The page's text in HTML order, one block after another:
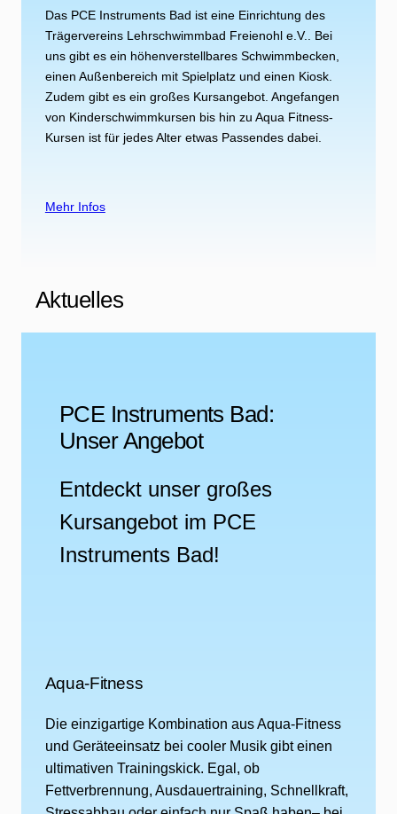
Das PCE Instruments Bad ist eine Einrichtung des
Trägervereins Lehrschwimmbad Freienohl e.V.. Bei
uns gibt es ein höhenverstellbares Schwimmbecken,
einen Außenbereich mit Spielplatz und einen Kiosk.
Zudem gibt es ein großes Kursangebot. Angefangen
von Kinderschwimmkursen bis hin zu Aqua Fitness-
Kursen ist für jedes Alter etwas Passendes dabei.
Mehr Infos
Aktuelles
PCE Instruments Bad:
Unser Angebot
Entdeckt unser großes
Kursangebot im PCE
Instruments Bad!
Aqua-Fitness
Die einzigartige Kombination aus Aqua-Fitness
und Geräteeinsatz bei cooler Musik gibt einen
ultimativen Trainingskick. Egal, ob
Fettverbrennung, Ausdauertraining, Schnellkraft,